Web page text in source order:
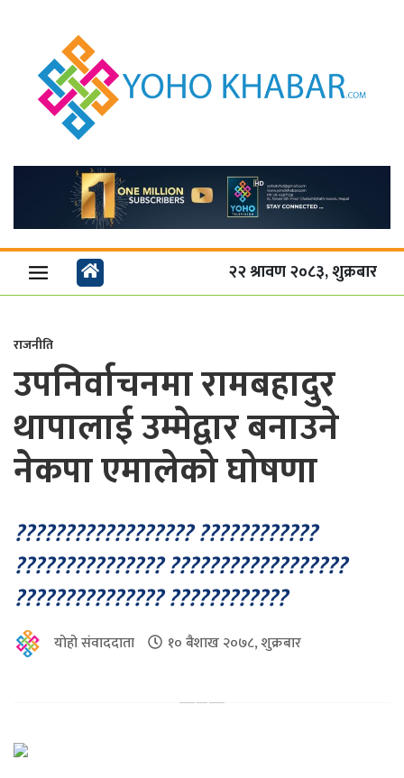
२२ श्रावण २०८३, शुक्रबार
राजनीति
उपनिर्वाचनमा रामबहादुर
थापालाई उम्मेद्वार बनाउने
नेकपा एमालेको घोषणा
?????????????????? ????????????
??????????????? ??????????????????
??????????????? ????????????
योहो संवाददाता १० बैशाख २०७८, शुक्रबार